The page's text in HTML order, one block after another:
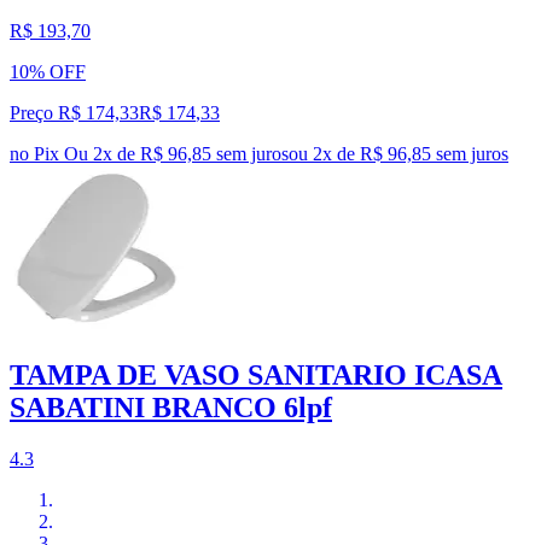
R$ 193,70
10% OFF
Preço R$ 174,33R$ 174,33
no Pix Ou 2x de R$ 96,85 sem jurosou 2x de R$ 96,85 sem juros
TAMPA DE VASO SANITARIO ICASA
SABATINI BRANCO 6lpf
4.3